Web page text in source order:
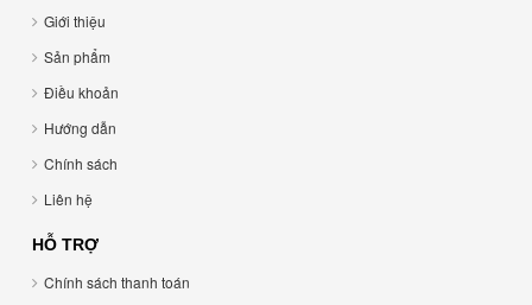
Giới thiệu
Sản phẩm
Điều khoản
Hướng dẫn
Chính sách
Liên hệ
HỖ TRỢ
Chính sách thanh toán